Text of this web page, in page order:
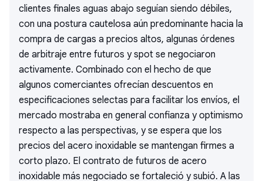
clientes finales aguas abajo seguían siendo débiles,
con una postura cautelosa aún predominante hacia la
compra de cargas a precios altos, algunas órdenes
de arbitraje entre futuros y spot se negociaron
activamente. Combinado con el hecho de que
algunos comerciantes ofrecían descuentos en
especificaciones selectas para facilitar los envíos, el
mercado mostraba en general confianza y optimismo
respecto a las perspectivas, y se espera que los
precios del acero inoxidable se mantengan firmes a
corto plazo. El contrato de futuros de acero
inoxidable más negociado se fortaleció y subió. A las